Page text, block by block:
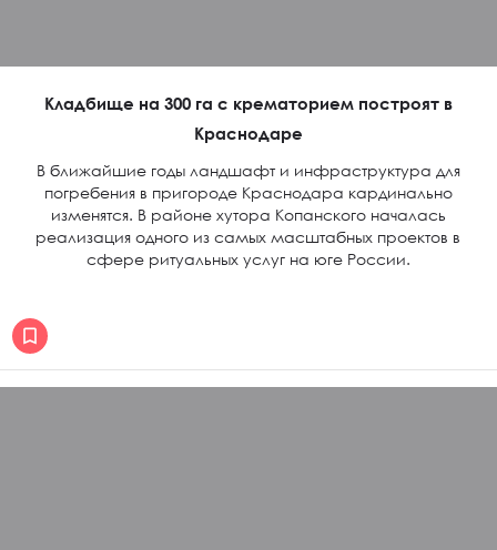
Кладбище на 300 га с крематорием построят в
Краснодаре
В ближайшие годы ландшафт и инфраструктура для
погребения в пригороде Краснодара кардинально
изменятся. В районе хутора Копанского началась
реализация одного из самых масштабных проектов в
сфере ритуальных услуг на юге России.